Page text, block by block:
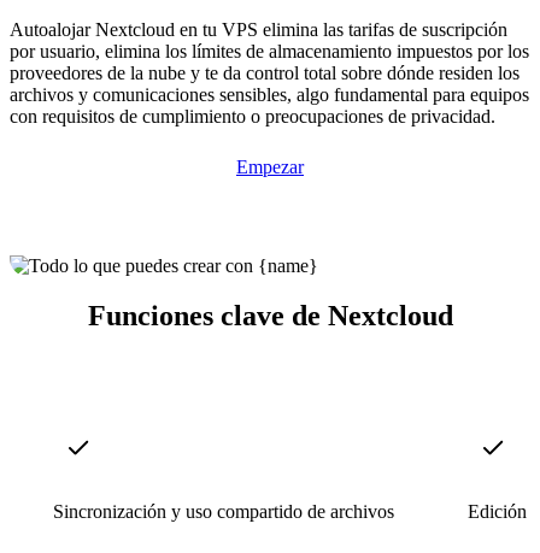
Autoalojar Nextcloud en tu VPS elimina las tarifas de suscripción
por usuario, elimina los límites de almacenamiento impuestos por los
proveedores de la nube y te da control total sobre dónde residen los
archivos y comunicaciones sensibles, algo fundamental para equipos
con requisitos de cumplimiento o preocupaciones de privacidad.
Empezar
Funciones clave de Nextcloud
Sincronización y uso compartido de archivos Edición